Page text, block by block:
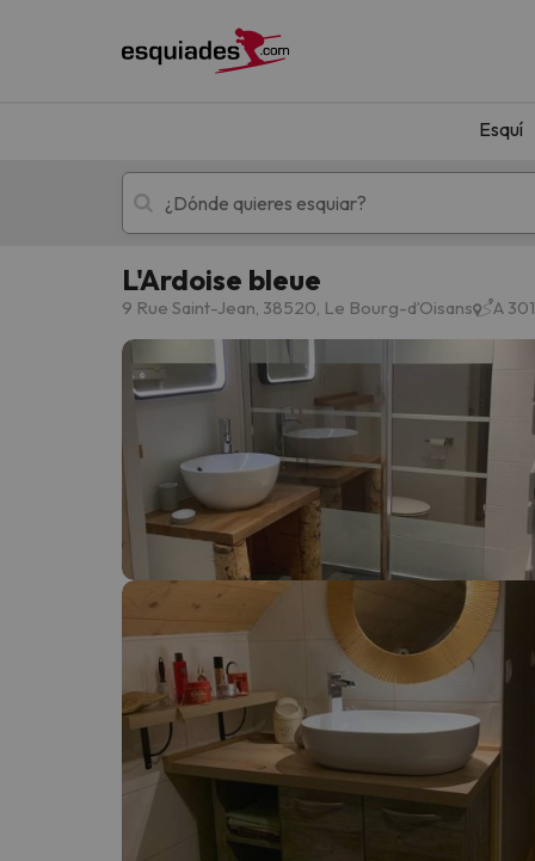
Esquí
Esquí Escapadas
¡Vaya! No hemos encontrado ningún
¡Vaya! Parece que nuestro buscador ha
L'Ardoise bleue
9 Rue Saint-Jean, 38520, Le Bourg-dʼOisans A